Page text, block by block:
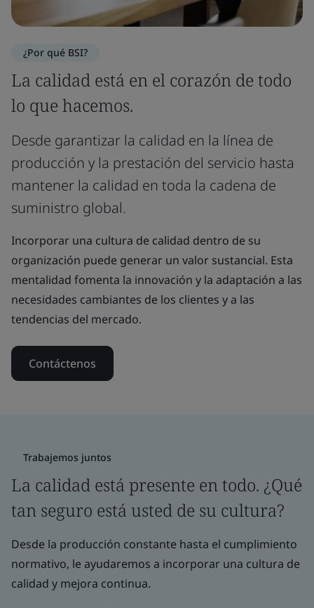
¿Por qué BSI?
La calidad está en el corazón de todo
lo que hacemos.
Desde garantizar la calidad en la línea de
producción y la prestación del servicio hasta
mantener la calidad en toda la cadena de
suministro global.
Incorporar una cultura de calidad dentro de su
organización puede generar un valor sustancial. Esta
mentalidad fomenta la innovación y la adaptación a las
necesidades cambiantes de los clientes y a las
tendencias del mercado.
Contáctenos
Trabajemos juntos
La calidad está presente en todo. ¿Qué
tan seguro está usted de su cultura?
Desde la producción constante hasta el cumplimiento
normativo, le ayudaremos a incorporar una cultura de
calidad y mejora continua.